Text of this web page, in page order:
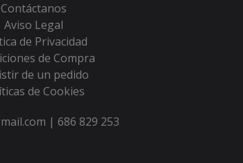
Contáctanos
Aviso Legal
de Privacidad
de Compra
de un pedido
de Cookies
|686 829 253